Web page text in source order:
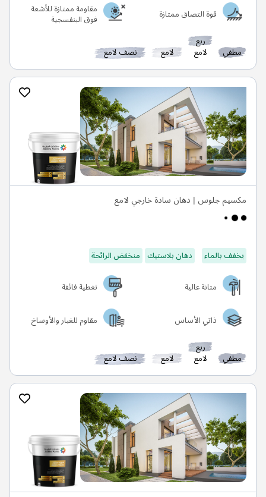
قوة التصاق ممتازة
مقاومة ممتازة للأشعة
فوق البنفسجية
مطفي
ربع
لامع لامع نصف لامع
مكسيم جلوس | دهان سادة خارجي لامع
يخفف بالماء دهان بلاستيك منخفض الرائحة
متانة عالية
تغطية فائقة
ذاتي الأساس
مقاوم للغبار والأوساخ
مطفي
ربع
لامع لامع نصف لامع